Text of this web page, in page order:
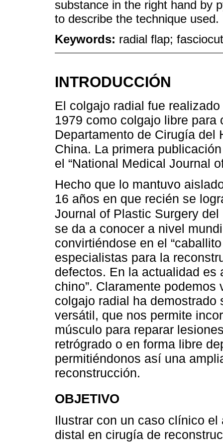
substance in the right hand by
to describe the technique used.
Keywords: radial flap;
INTRODUCCIÓN
El colgajo radial fue
1979 como colgajo libre para
Departamento de Cirugía del
China. La primera
el “National Medical Journal
Hecho que lo mantuvo
16 años en que recién se
Journal of Plastic Surgery del
se da a conocer a nivel
convirtiéndose en el
especialistas para la
defectos. En la actualidad es
chino”. Claramente
colgajo radial ha demostrado
versátil, que nos permite
músculo para reparar
retrógrado o en forma libre
permitiéndonos así una
reconstrucción.
OBJETIVO
Ilustrar con un caso clínico
distal en cirugía de